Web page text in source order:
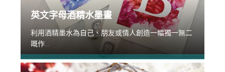
英文字母酒精水墨畫
利用酒精墨水為自己、朋友或情人創造一幅獨一無二
嘅作...